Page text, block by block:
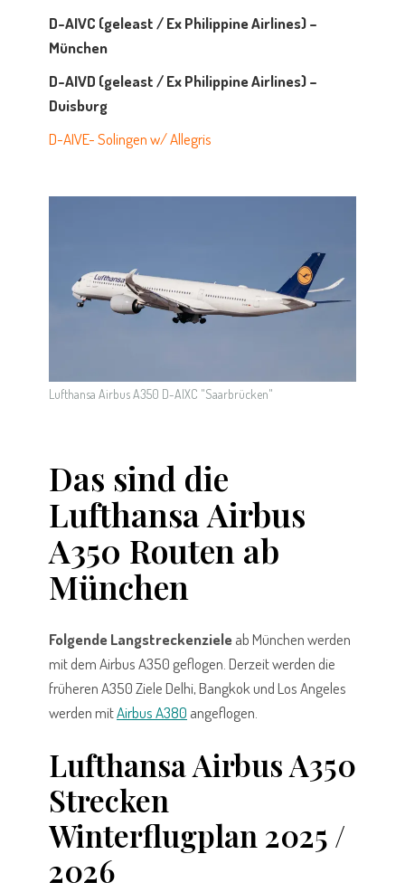
D-AIVC (geleast / Ex Philippine Airlines) –
München
D-AIVD (geleast / Ex Philippine Airlines) –
Duisburg
D-AIVE- Solingen w/ Allegris
Lufthansa Airbus A350 D-AIXC "Saarbrücken"
Das sind die
Lufthansa Airbus
A350 Routen ab
München
Folgende Langstreckenzieleab München werden
mit dem Airbus A350 geflogen. Derzeit werden die
früheren A350 Ziele Delhi, Bangkok und Los Angeles
werden mitAirbus A380 angeflogen.
Lufthansa Airbus A350
Strecken
Winterflugplan 2025 /
2026